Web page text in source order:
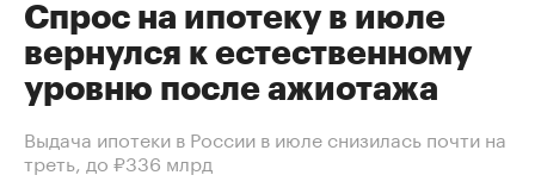
Спрос на ипотеку в июле
вернулся к естественному
уровню после ажиотажа
Выдача ипотеки в России в июле снизилась почти на
треть, до ₽336 млрд